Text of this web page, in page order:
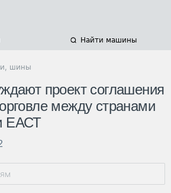
Найти машины
шины
проект соглашения
между странами
ЕАСТ